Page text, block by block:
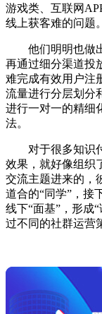
游戏类、互联网
线上获客难的问题。
他们明明也做出
再通过细分渠道投
难完成有效用户注
流量进行分层划分
进行一对一的精细
法。
对于很多知识付
效果，就好像组织
交流主题进来的，
道合的“同学”，接
线下“面基”，形成
过不同的社群运营